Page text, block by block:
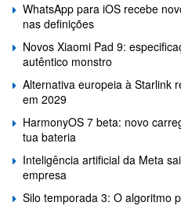
WhatsApp para iOS recebe
nas definições
Novos Xiaomi Pad 9:
autêntico monstro
Alternativa europeia à Starlink
em 2029
HarmonyOS 7 beta: novo
tua bateria
Inteligência artificial da Meta
empresa
Silo temporada 3: O algoritmo